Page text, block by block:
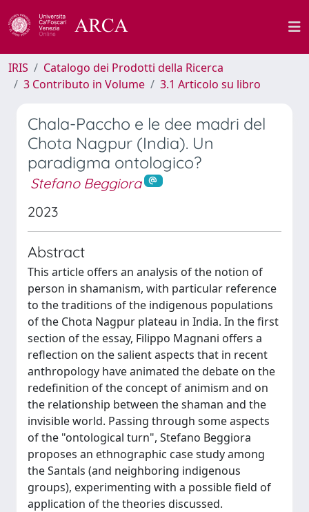
IRIS
Catalogo dei Prodotti della Ricerca
3 Contributo in Volume
3.1 Articolo su libro
Chala-Paccho e le dee madri del
Chota Nagpur (India). Un
paradigma ontologico?
Stefano Beggiora
2023
Abstract
This article offers an analysis of the notion of
person in shamanism, with particular reference
to the traditions of the indigenous populations
of the Chota Nagpur plateau in India. In the first
section of the essay, Filippo Magnani offers a
reflection on the salient aspects that in recent
anthropology have animated the debate on the
redefinition of the concept of animism and on
the relationship between the shaman and the
invisible world. Passing through some aspects
of the "ontological turn", Stefano Beggiora
proposes an ethnographic case study among
the Santals (and neighboring indigenous
groups), experimenting with a possible field of
application of the theories discussed.